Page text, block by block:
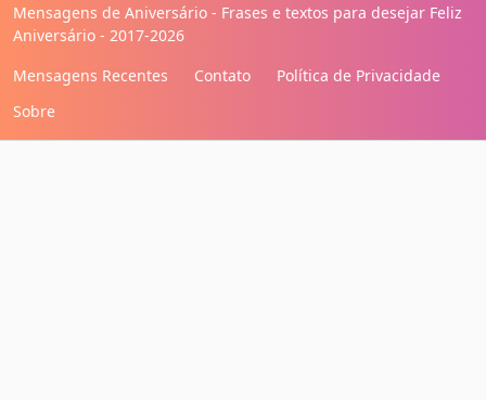
Mensagens de Aniversário - Frases e textos para desejar Feliz
Aniversário - 2017-2026
Mensagens Recentes
Contato
Política de Privacidade
Sobre